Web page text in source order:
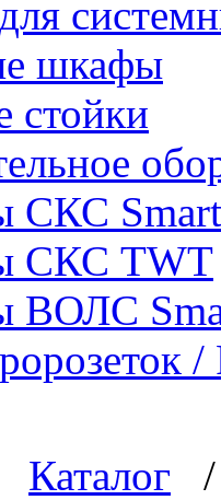
шкафы
стойки
СКС
СКС TWT
ВОЛС
Каталог